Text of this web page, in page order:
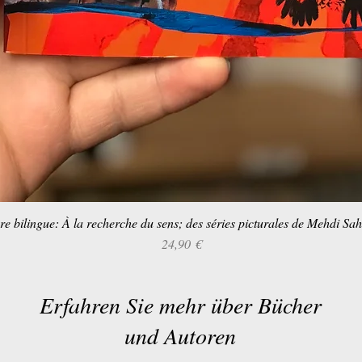
Schnellansicht
bilingue: À la recherche du sens; des séries picturales de Mehdi
Preis
24,90 €
Erfahren Sie mehr über Bücher
und Autoren